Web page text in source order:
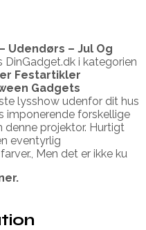
Udendørs – Jul Og
DinGadget.dk i kategorien
Festartikler
Gadgets
lysshow udenfor dit hus
imponerende forskellige
projektor. Hurtigt
eventyrlig
Men det er ikke ku